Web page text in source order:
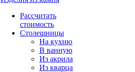
Рассчитать
стоимость
Столешницы
На кухню
В ванную
Из акрила
Из кварца